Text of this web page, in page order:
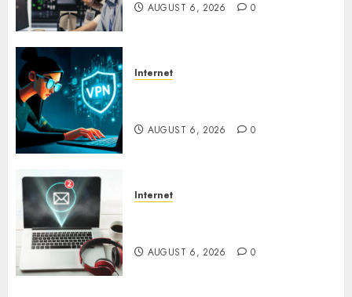
AUGUST 6, 2026 0
Internet
AUGUST 6, 2026 0
Internet
AUGUST 6, 2026 0